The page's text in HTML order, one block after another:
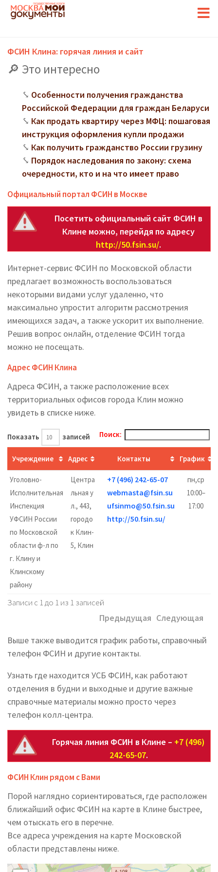
ФСИН Клина: горячая линия и сайт
Это интересно
Особенности получения гражданства
Российской Федерации для граждан Беларуси
Как продать квартиру через МФЦ: пошаговая
инструкция оформления купли продажи
Как получить гражданство России грузину
Порядок наследования по закону: схема
очередности, кто и на что имеет право
Официальный портал ФСИН в Москве
Посетить официальный сайт ФСИН в
Клине можно, перейдя по адресу
http://50.fsin.su/.
Интернет-сервис ФСИН по Московской области
предлагает возможность воспользоваться
некоторыми видами услуг удаленно, что
максимально упростит алгоритм рассмотрения
имеющихся задач, а также ускорит их выполнение.
Решив вопрос онлайн, отделение ФСИН тогда
можно не посещать.
Адрес ФСИН Клина
Адреса ФСИН, а также расположение всех
территориальных офисов города Клин можно
увидеть в списке ниже.
Показать записей Поиск:
Учреждение Адрес Контакты График
Уголовно-
Исполнительная
Инспекция
УФСИН России
по Московской
области ф-л по
г. Клину и
Клинскому
району
Центра
льная у
л., 443,
городо
к Клин-
5, Клин
+7 (496) 242-65-07
webmasta@fsin.su
ufsinmo@50.fsin.su
http://50.fsin.su/
пн,ср
10:00–
17:00
Записи с 1 до 1 из 1 записей
Предыдущая Следующая
Выше также выводится график работы, справочный
телефон ФСИН и другие контакты.
Узнать где находится УСБ ФСИН, как работают
отделения в будни и выходные и другие важные
справочные материалы можно просто через
телефон колл-центра.
Горячая линия ФСИН в Клине – +7 (496)
242-65-07.
ФСИН Клин рядом с Вами
Порой наглядно сориентироваться, где расположен
ближайший офис ФСИН на карте в Клине быстрее,
чем отыскать его в перечне.
Все адреса учреждения на карте Московской
области представлены ниже.